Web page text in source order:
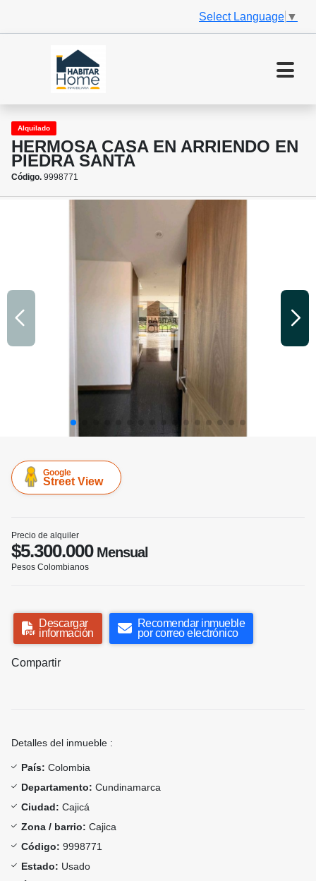
Select Language ▼
Alquilado
HERMOSA CASA EN ARRIENDO EN
PIEDRA SANTA
Código. 9998771
Google
Street View
Precio de alquiler
$5.300.000Mensual
Pesos Colombianos
Descargar
información
Recomendar inmueble
por correo electrónico
Compartir
Detalles del inmueble :
País: Colombia
Departamento: Cundinamarca
Ciudad: Cajicá
Zona / barrio: Cajica
Código: 9998771
Estado: Usado